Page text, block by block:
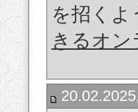
を招く
きるオ